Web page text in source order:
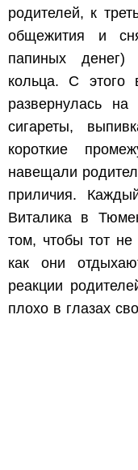
родителей, к
общежития и
папиных денег)
кольца. С этого
развернулась
сигареты,
короткие
навещали
приличия.
Виталика в
том, чтобы тот
как они
реакции
плохо в глазах